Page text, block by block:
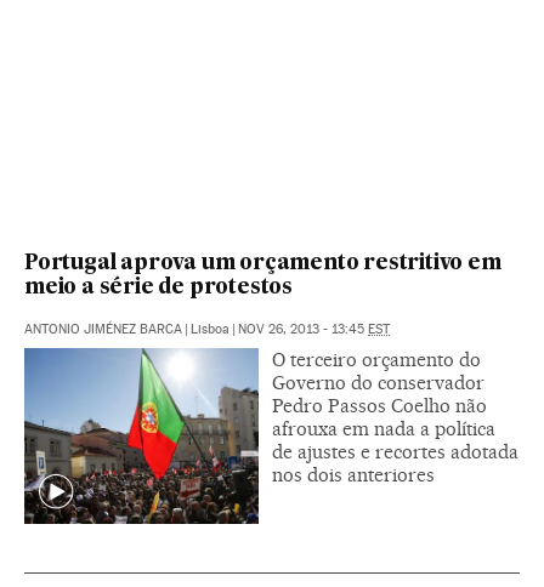
Portugal aprova um orçamento restritivo em
meio a série de protestos
ANTONIO JIMÉNEZ BARCA | Lisboa | NOV 26, 2013 - 13:45 EST
O terceiro orçamento do
Governo do conservador
Pedro Passos Coelho não
afrouxa em nada a política
de ajustes e recortes adotada
nos dois anteriores